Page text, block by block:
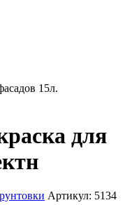
для
Артикул: 5134